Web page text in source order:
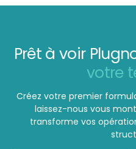
Prêt à voir
votre
Créez votre premier
laissez-nous vous
transforme vos